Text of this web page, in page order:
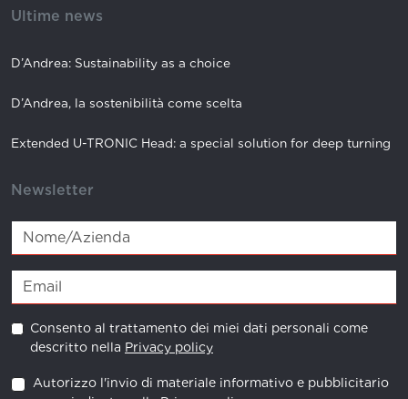
Ultime news
D’Andrea: Sustainability as a choice
D’Andrea, la sostenibilità come scelta
Extended U-TRONIC Head: a special solution for deep turning
Newsletter
Consento al trattamento dei miei dati personali come
descritto nella Privacy policy
Autorizzo l'invio di materiale informativo e pubblicitario